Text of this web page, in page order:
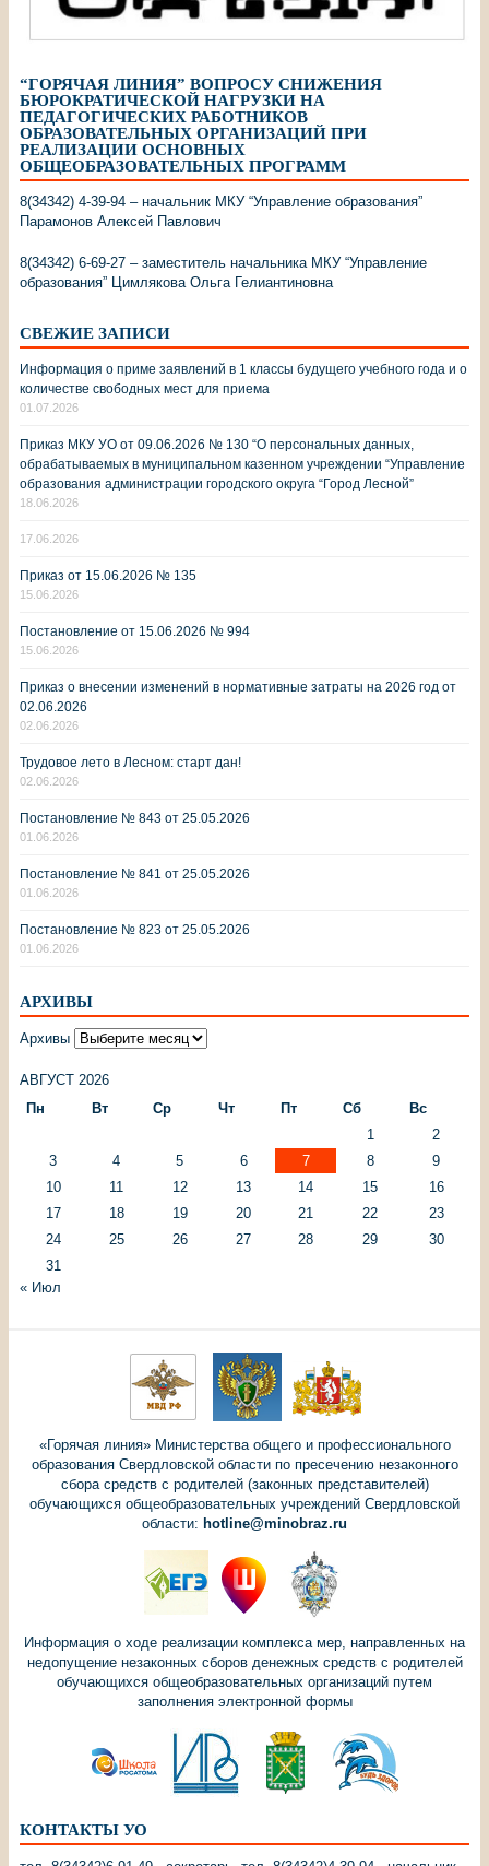
“ГОРЯЧАЯ ЛИНИЯ” ВОПРОСУ СНИЖЕНИЯ
БЮРОКРАТИЧЕСКОЙ НАГРУЗКИ НА
ПЕДАГОГИЧЕСКИХ РАБОТНИКОВ
ОБРАЗОВАТЕЛЬНЫХ ОРГАНИЗАЦИЙ ПРИ
РЕАЛИЗАЦИИ ОСНОВНЫХ
ОБЩЕОБРАЗОВАТЕЛЬНЫХ ПРОГРАММ
8(34342) 4-39-94 – начальник МКУ “Управление образования”
Парамонов Алексей Павлович
8(34342) 6-69-27 – заместитель начальника МКУ “Управление
образования” Цимлякова Ольга Гелиантиновна
СВЕЖИЕ ЗАПИСИ
Информация о приме заявлений в 1 классы будущего учебного года и о
количестве свободных мест для приема
01.07.2026
Приказ МКУ УО от 09.06.2026 № 130 “О персональных данных,
обрабатываемых в муниципальном казенном учреждении “Управление
образования администрации городского округа “Город Лесной”
18.06.2026
17.06.2026
Приказ от 15.06.2026 № 135
15.06.2026
Постановление от 15.06.2026 № 994
15.06.2026
Приказ о внесении изменений в нормативные затраты на 2026 год от
02.06.2026
02.06.2026
Трудовое лето в Лесном: старт дан!
02.06.2026
Постановление № 843 от 25.05.2026
01.06.2026
Постановление № 841 от 25.05.2026
01.06.2026
Постановление № 823 от 25.05.2026
01.06.2026
АРХИВЫ
Архивы
АВГУСТ 2026
Пн
Вт Ср Чт Пт Сб
Вс
1
2
3
4 5 6 7 8
9
10
11 12 13 14 15
16
17
18 19 20 21 22
23
24
25 26 27 28 29
30
31
« Июл
«Горячая линия» Министерства общего и профессионального
образования Свердловской области по пресечению незаконного
сбора средств с родителей (законных представителей)
обучающихся общеобразовательных учреждений Свердловской
области: hotline@minobraz.ru
Информация о ходе реализации комплекса мер, направленных на
недопущение незаконных сборов денежных средств с родителей
обучающихся общеобразовательных организаций путем
заполнения электронной формы
КОНТАКТЫ УО